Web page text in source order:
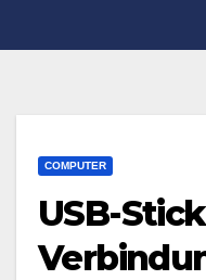
COMPUTER
USB-